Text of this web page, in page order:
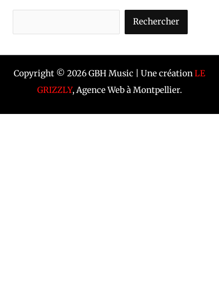
Rechercher
Copyright © 2026 GBH Music | Une créationLE
GRIZZLY, Agence Web à Montpellier.